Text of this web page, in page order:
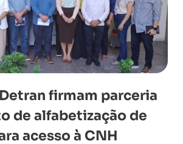
firmam parceria
de alfabetização de
acesso à CNH